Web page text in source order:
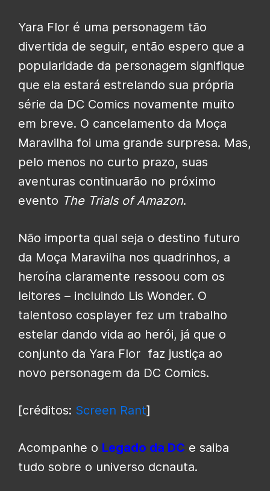
Yara Flor é uma personagem tão
divertida de seguir, então espero que a
popularidade da personagem signifique
que ela estará estrelando sua própria
série da DC Comics novamente muito
em breve. O cancelamento da Moça
Maravilha foi uma grande surpresa. Mas,
pelo menos no curto prazo, suas
aventuras continuarão no próximo
evento The Trials of Amazon.
Não importa qual seja o destino futuro
da Moça Maravilha nos quadrinhos, a
heroína claramente ressoou com os
leitores – incluindo Lis Wonder. O
talentoso cosplayer fez um trabalho
estelar dando vida ao herói, já que o
conjunto da Yara Flor faz justiça ao
novo personagem da DC Comics.
[créditos: Screen Rant]
Acompanhe o Legado da DC e saiba
tudo sobre o universo dcnauta.